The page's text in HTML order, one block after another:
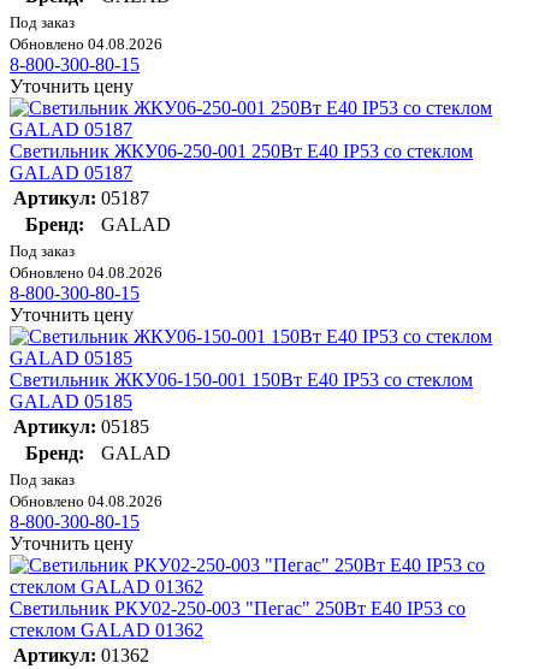
Под заказ
Обновлено 04.08.2026
8-800-300-80-15
Уточнить цену
Светильник ЖКУ06-250-001 250Вт E40 IP53 со стеклом
GALAD 05187
Артикул: 05187
Бренд:
GALAD
Под заказ
Обновлено 04.08.2026
8-800-300-80-15
Уточнить цену
Светильник ЖКУ06-150-001 150Вт E40 IP53 со стеклом
GALAD 05185
Артикул: 05185
Бренд:
GALAD
Под заказ
Обновлено 04.08.2026
8-800-300-80-15
Уточнить цену
Светильник РКУ02-250-003 "Пегас" 250Вт E40 IP53 со
стеклом GALAD 01362
Артикул: 01362